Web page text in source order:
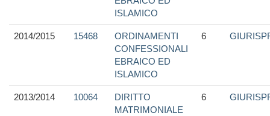
ISLAMICO
2014/2015 15468
ORDINAMENTI
CONFESSIONALI
EBRAICO ED
ISLAMICO
6
2013/2014 10064
DIRITTO
MATRIMONIALE
6